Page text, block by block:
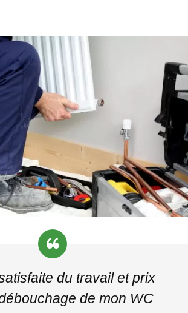
du travail et prix
de mon WC